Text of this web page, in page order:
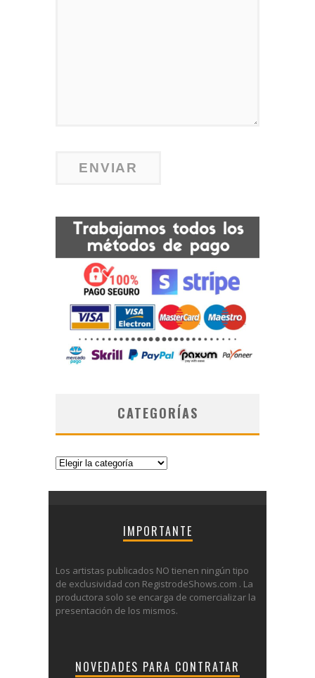
CATEGORÍAS
Categorías
IMPORTANTE
Los artistas publicados NO tienen ningún tipo
de exclusividad con RegistrodeShows.com . La
productora solo se encarga de comercializar la
presentación de los mismos.
NOVEDADES PARA CONTRATAR